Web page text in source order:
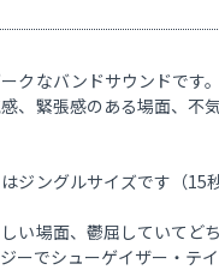
クなバンドサウンドです。
、緊張感のある場面、不
ジングルサイズです（15秒
い場面、鬱屈していてど
ーでシューゲイザー・テ